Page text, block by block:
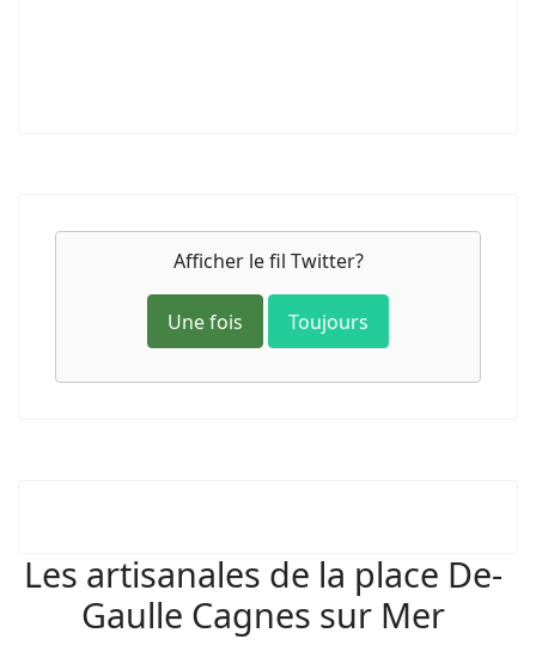
Afficher le fil Twitter?
Une fois Toujours
Les artisanales de la place De-
Gaulle Cagnes sur Mer